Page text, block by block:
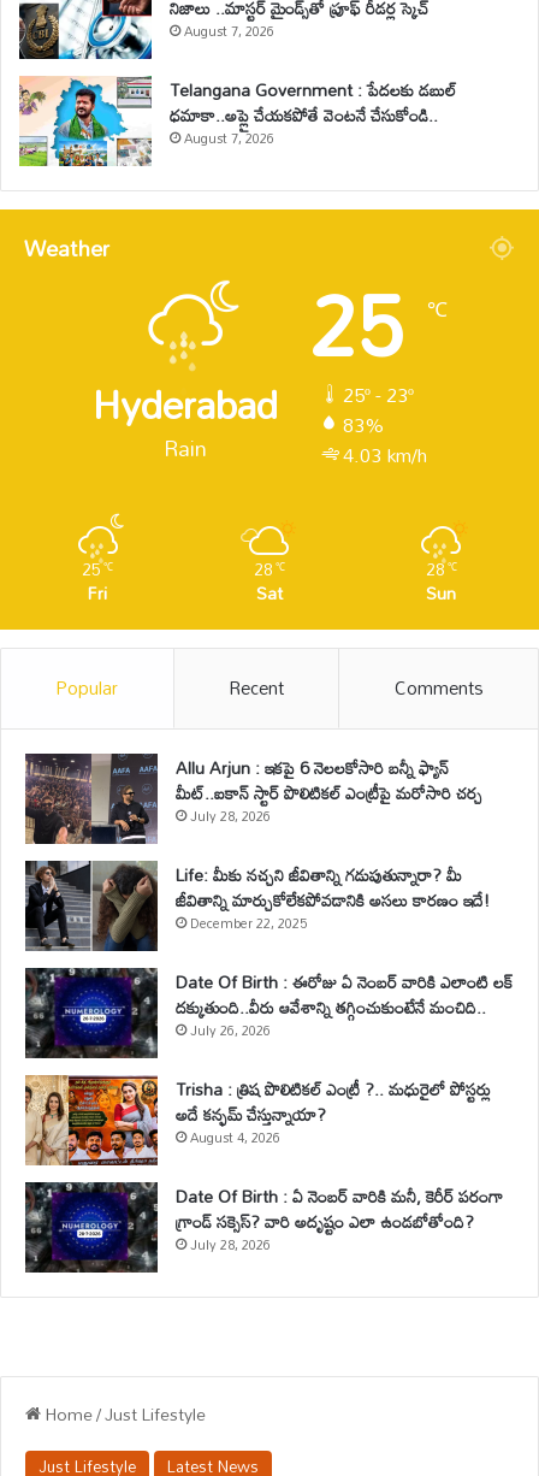
నిజాలు ..మాస్టర్ మైండ్స్‌తో ప్రూఫ్ రీడర్ల స్కెచ్
August 7, 2026
Telangana Government : పేదలకు డబుల్
ధమాకా..అప్లై చేయకపోతే వెంటనే చేసుకోండి..
August 7, 2026
Weather
Hyderabad
Rain
25 ℃
25º - 23º
83%
4.03 km/h
25℃
Fri
28℃
Sat
28℃
Sun
Popular Recent Comments
Allu Arjun : ఇకపై 6 నెలలకోసారి బన్నీ ఫ్యాన్
మీట్..ఐకాన్ స్టార్ పొలిటికల్ ఎంట్రీపై మరోసారి చర్చ
July 28, 2026
Life: మీకు నచ్చని జీవితాన్ని గడుపుతున్నారా? మీ
జీవితాన్ని మార్చుకోలేకపోవడానికి అసలు కారణం ఇదే!
December 22, 2025
Date Of Birth : ఈరోజు ఏ నెంబర్ వారికి ఎలాంటి లక్
దక్కుతుంది..వీరు ఆవేశాన్ని తగ్గించుకుంటేనే మంచిది..
July 26, 2026
Trisha : త్రిష పొలిటికల్ ఎంట్రీ ?.. మధురైలో పోస్టర్లు
అదే కన్ఫమ్ చేస్తున్నాయా?
August 4, 2026
Date Of Birth : ఏ నెంబర్ వారికి మనీ, కెరీర్ పరంగా
గ్రాండ్ సక్సెస్? వారి అదృష్టం ఎలా ఉండబోతోంది?
July 28, 2026